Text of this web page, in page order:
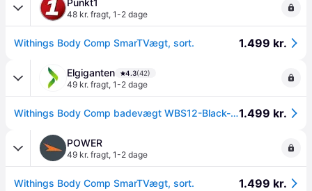
Punkt1
48 kr. fragt, 1-2 dage
Withings Body Comp SmarTVægt, sort. 1.499 kr.
Elgiganten 4.3(42)
49 kr. fragt, 1-2 dage
Withings Body Comp badevægt WBS12-Black-All-Inter1.499 kr.
POWER
49 kr. fragt, 1-2 dage
Withings Body Comp SmarTVægt, sort. 1.499 kr.